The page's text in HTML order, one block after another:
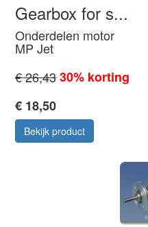
Gearbox for s...
Onderdelen motor
MP Jet
€ 26,4330% korting
€ 18,50
Bekijk product